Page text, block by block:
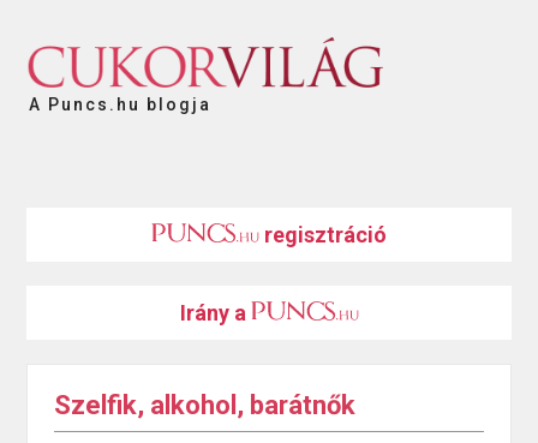
A Puncs.hu blogja
regisztráció
Irány a
Szelfik, alkohol, barátnők